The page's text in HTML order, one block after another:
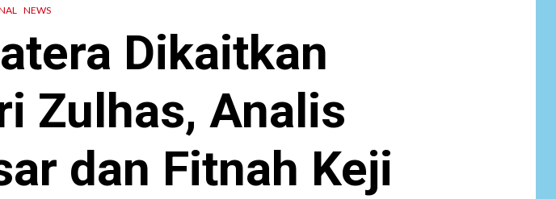
NEWS
Dikaitkan
Zulhas, Analis
dan Fitnah Keji